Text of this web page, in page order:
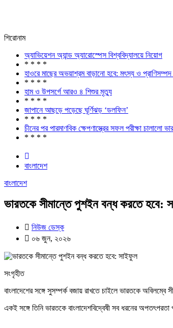
শিরোনাম
অ্যাভিয়েশন অ্যান্ড অ্যারোস্পেস বিশ্ববিদ্যালয়ে নিয়োগ
* * * *
হাওরে মাছের অভয়াশ্রম বাড়ানো হবে: মৎস্য ও প্রাণিসম্পদ
* * * *
হাম ও উপসর্গে আরও ৪ শিশুর মৃত্যু
* * * *
জাপানে আছড়ে পড়েছে ঘূর্ণিঝড় ‘ডলফিন’
* * * *
চীনের পর পারমাণবিক ক্ষেপণাস্ত্রের সফল পরীক্ষা চালালো
* * * *
বাংলাদেশ
বাংলাদেশ
ভারতকে সীমান্তে পুশইন বন্ধ করতে হবে:
নিউজ ডেস্ক
০৬ জুন, ২০২৬
সংগৃহীত
বাংলাদেশের সঙ্গে সুসম্পর্ক বজায় রাখতে চাইলে ভারতকে অবিলম্বে
একই সঙ্গে তিনি ভারতকে বাংলাদেশবিদ্বেষী সব ধরনের অপতৎপরতা